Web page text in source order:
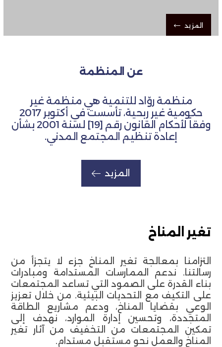
المزيد
عن المنظمة
منظمة روّاد للتنمية هي منظمة غير
حكومية غير ربحية، تأسست في أكتوبر 2017
وفقاً لأحكام القانون رقم [19] لسنة 2001 بشأن
إعادة تنظيم المجتمع المدني.
المزيد
تغير المناخ
التزامنا بمعالجة تغير المناخ جزء لا يتجزأ من
رسالتنا. ندعم الممارسات المستدامة ومبادرات
بناء القدرة على الصمود التي تساعد المجتمعات
على التكيف مع التحديات البيئية. من خلال تعزيز
الوعي بقضايا المناخ، ودعم مشاريع الطاقة
المتجددة، وتحسين إدارة الموارد، نهدف إلى
تمكين المجتمعات من التخفيف من آثار تغير
المناخ والعمل نحو مستقبل مستدام.